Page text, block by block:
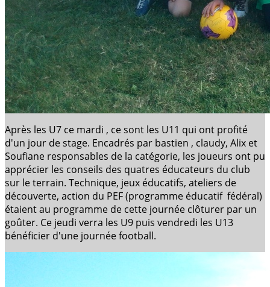
Après les U7 ce mardi , ce sont les U11 qui ont profité
d'un jour de stage. Encadrés par bastien , claudy, Alix et
Soufiane responsables de la catégorie, les joueurs ont pu
apprécier les conseils des quatres éducateurs du club
sur le terrain. Technique, jeux éducatifs, ateliers de
découverte, action du PEF (programme éducatif fédéral)
étaient au programme de cette journée clôturer par un
goûter. Ce jeudi verra les U9 puis vendredi les U13
bénéficier d'une journée football.